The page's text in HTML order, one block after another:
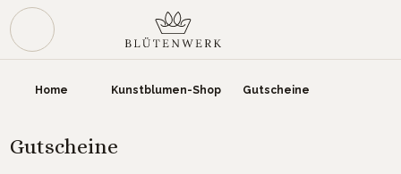
Zum Hauptinhalt springen
Home Kunstblumen-Shop Gutscheine
Gutscheine